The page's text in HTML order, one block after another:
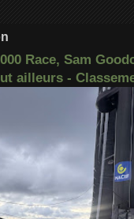
Race, Sam
ailleurs -